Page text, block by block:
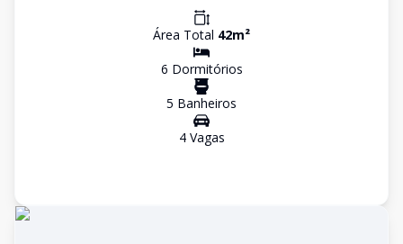
Área Total 42m²
6 Dormitórios
5 Banheiros
4Vagas